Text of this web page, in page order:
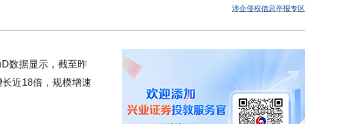
涉企侵权信息举报专区
数据显示，截至昨
近18倍，规模增速